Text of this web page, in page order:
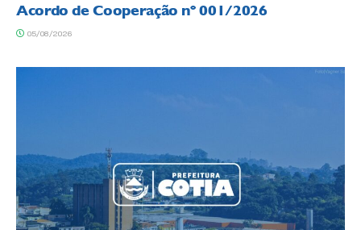
Acordo de Cooperação nº 001/2026
05/08/2026